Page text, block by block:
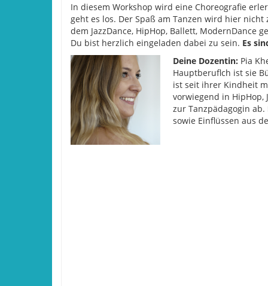
In diesem Workshop wird eine Choreografie
geht es los. Der Spaß am Tanzen wird hier
dem JazzDance, HipHop, Ballett, ModernDance
Du bist herzlich eingeladen dabei zu sein. Es
Deine Dozentin: Pia
Hauptberuflch ist sie
ist seit ihrer Kindheit
vorwiegend in HipHop,
zur Tanzpädagogin
sowie Einflüssen aus